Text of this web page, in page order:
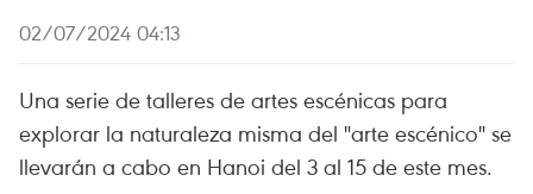
02/07/2024 04:13
Una serie de talleres de artes escénicas para
explorar la naturaleza misma del "arte escénico" se
llevarán a cabo en Hanoi del 3 al 15 de este mes.